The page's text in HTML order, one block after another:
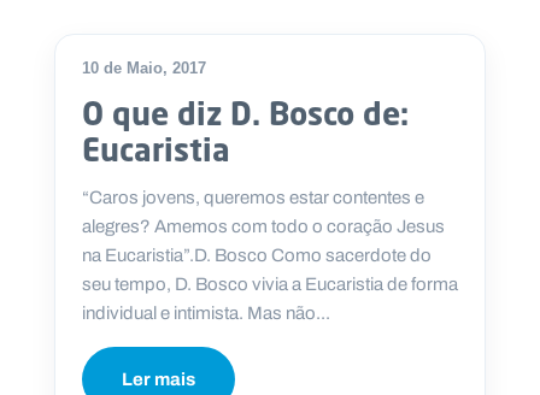
10 de Maio, 2017
O que diz D. Bosco de:
Eucaristia
“Caros jovens, queremos estar contentes e
alegres? Amemos com todo o coração Jesus
na Eucaristia”.D. Bosco Como sacerdote do
seu tempo, D. Bosco vivia a Eucaristia de forma
individual e intimista. Mas não...
Ler mais